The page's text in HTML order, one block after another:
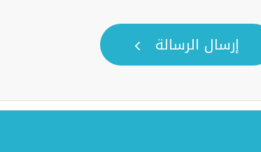
إرسال الرسالة